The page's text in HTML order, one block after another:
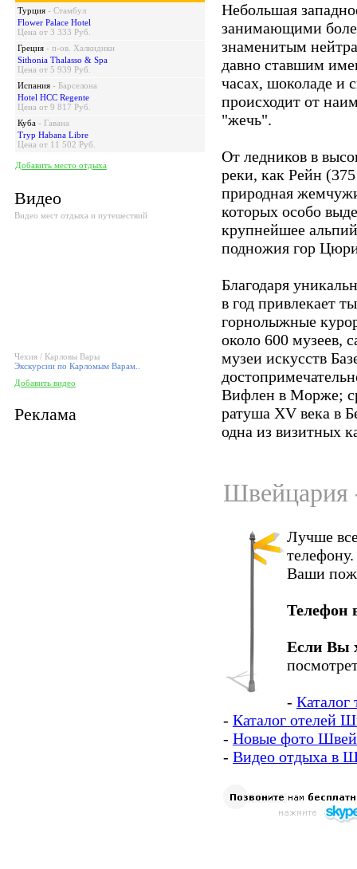
Турция - Стамбул
Flower Palace Hotel
Цена от 3 333 Руб.
Греция - п-ов. Халкидики
Sithonia Thalasso & Spa
Цена от 5 939 Руб.
Испания - Барселона
Hotel HCC Regente
Цена от 9 817 Руб.
Куба - Гавана
Tryp Habana Libre
Цена от 11 502 Руб.
Добавить место отдыха
Видео
Видео мест отдыха и путешествий
Чехия / Карловы Вары
Экскурсии по Карломым Варам..
Добавить видео
Реклама
Небольшая
занимающими
знаменитым
давно ставшим
часах, шоколаде и
происходит от
"жечь".
От ледников в
реки, как Рейн
природная
которых особо
крупнейшее
подножия гор
Благодаря
в год привлекает
горнолыжные
около 600 музеев,
музеи искусств
Вифлен в Морже;
ратуша XV века в
одна из визитных
Швейцария
Лучше
Ваши
Телефон
Если Вы
-
- Каталог отелей
- Новые фото
- Видео отдыха в